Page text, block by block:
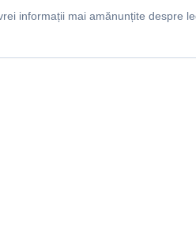
informații mai amănunțite despre